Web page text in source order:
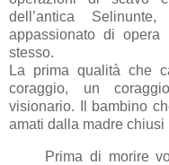
dell’antica
appassionato di
stesso.
La prima qualità che
coraggio, un
visionario. Il bambino
amati dalla madre
Prima di morire